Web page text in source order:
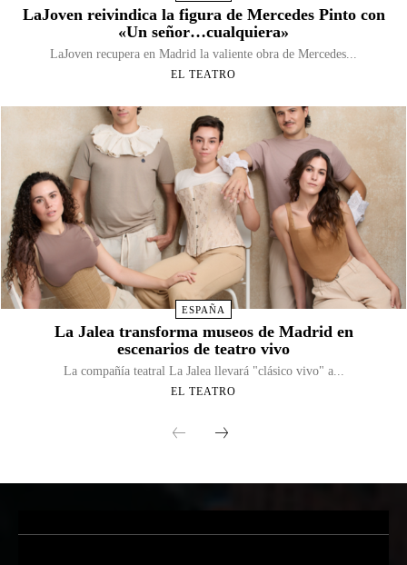
LaJoven reivindica la figura de Mercedes Pinto con
«Un señor…cualquiera»
LaJoven recupera en Madrid la valiente obra de Mercedes...
EL TEATRO
ESPAÑA
La Jalea transforma museos de Madrid en
escenarios de teatro vivo
La compañía teatral La Jalea llevará "clásico vivo" a...
EL TEATRO